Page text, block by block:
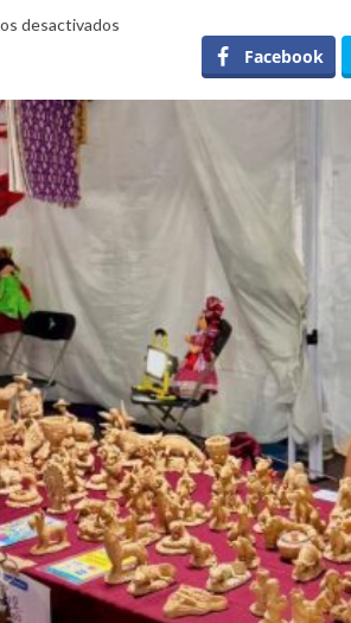
desactivados
riqueza
Facebook